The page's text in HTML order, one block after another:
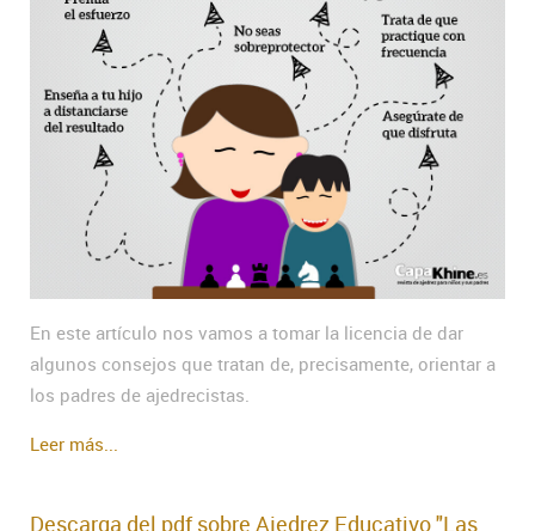
En este artículo nos vamos a tomar la licencia de dar
algunos consejos que tratan de, precisamente, orientar a
los padres de ajedrecistas.
Leer más...
Descarga del pdf sobre Ajedrez Educativo "Las